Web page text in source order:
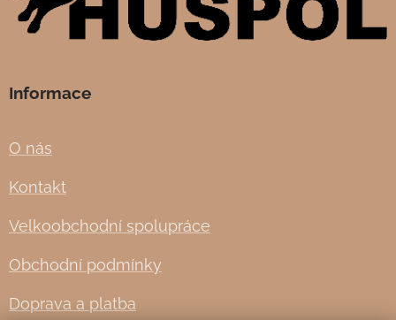
Informace
O nás
Kontakt
Velkoobchodní spolupráce
Obchodní podmínky
Doprava a platba